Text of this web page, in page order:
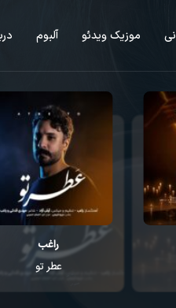
موزیک ویدئو آلبوم
راغب
عطر تو